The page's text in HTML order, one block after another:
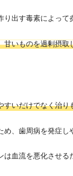
出す毒素によって
甘いものを過剰摂
すいだけでなく治り
、歯周病を発症し
血流を悪化させ